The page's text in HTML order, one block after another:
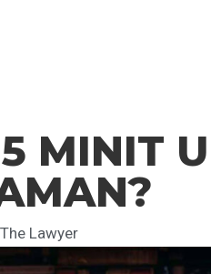
MINIT
Lawyer